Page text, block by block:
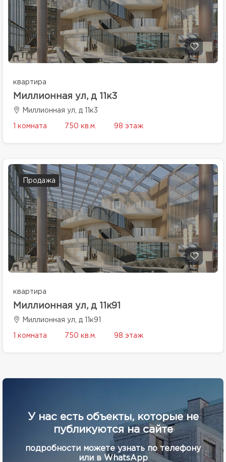
квартира
Миллионная ул, д 11к3
Миллионная ул, д 11к3
1 комната 750 кв.м. 98 этаж
Продажа
квартира
Миллионная ул, д 11к91
Миллионная ул, д 11к91
1 комната 750 кв.м. 98 этаж
У нас есть объекты, которые не
публикуются на сайте
подробности можете узнать по телефону
или в WhatsApp